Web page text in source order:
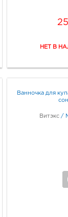
Ванночка для
Витэкс /